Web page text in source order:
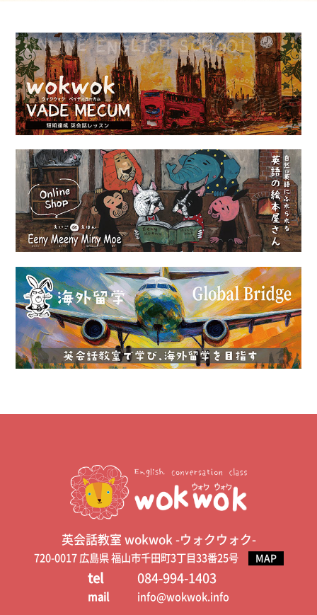
英会話教室 wokwok -ウォクウォク-
720-0017 広島県 福山市千田町3丁目33番25号 MAP
tel 084-994-1403
mail info@wokwok.info